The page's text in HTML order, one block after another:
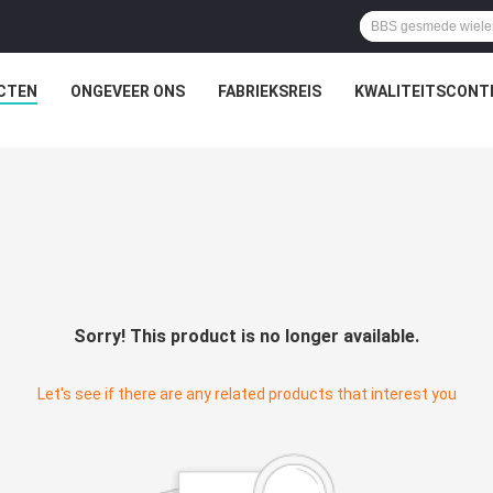
ONGEVEER ONS FABRIEKSREIS
Sorry! This product is no longer available.
Let's see if there are any related products that interest you